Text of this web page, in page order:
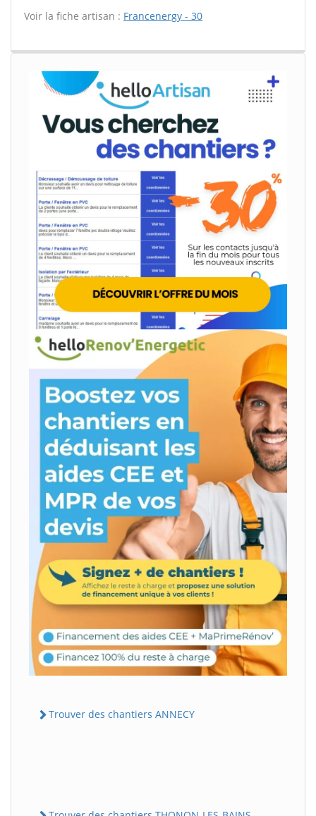
Voir la fiche artisan : Francenergy - 30
Trouver des chantiers ANNECY